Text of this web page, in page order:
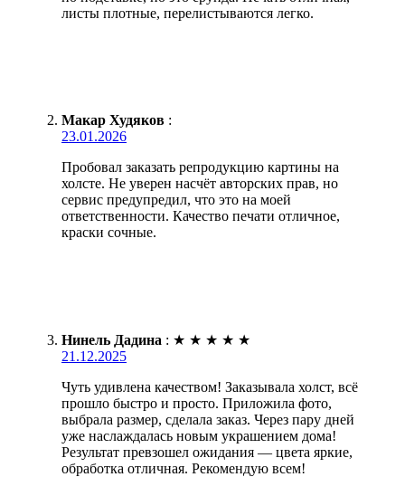
листы плотные, перелистываются легко.
Макар Худяков :
23.01.2026
Пробовал заказать репродукцию картины на
холсте. Не уверен насчёт авторских прав, но
сервис предупредил, что это на моей
ответственности. Качество печати отличное,
краски сочные.
Нинель Дадина : ★ ★ ★ ★ ★
21.12.2025
Чуть удивлена качеством! Заказывала холст, всё
прошло быстро и просто. Приложила фото,
выбрала размер, сделала заказ. Через пару дней
уже наслаждалась новым украшением дома!
Результат превзошел ожидания — цвета яркие,
обработка отличная. Рекомендую всем!